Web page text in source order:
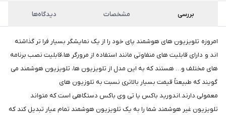
سفارش،واتساپ
پیام
بگذارید.
ممنون
از
صبر
بررسی مشخصات دیدگاه‌ها
امروزه تلویزیون های هوشمند پای خود را از یک نمایشگر بسیار فرا تر گذاشته
اند و دارای قابلیت های منفاوتی مانند استفاده از مرورگر ها،قابلیت نصب برنامه
های مختلف و… هستند که به این مدل از تلویزیون ها، تلویزیون هوشمند می
گویند که طبیعتاً قیمت بسیار بالاتری نسبت به تلوزیون های
معمولی.دارند.اندورید باکس یا تی وی باکس دستگاهی است که متواند
تلویزیون غیر هوشمند شما را به یک تلویزیون هوشمند تمام عیار تبدیل کند که